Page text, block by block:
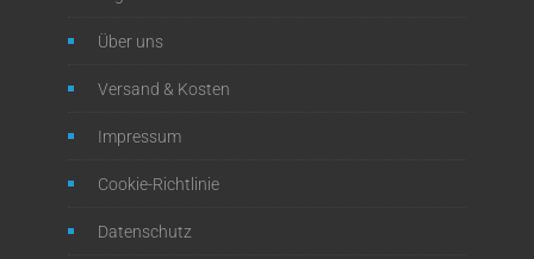
Über uns
Versand & Kosten
Impressum
Cookie-Richtlinie
Datenschutz